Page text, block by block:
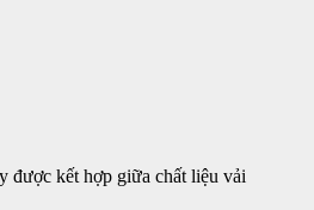
được kết hợp giữa chất liệu vải